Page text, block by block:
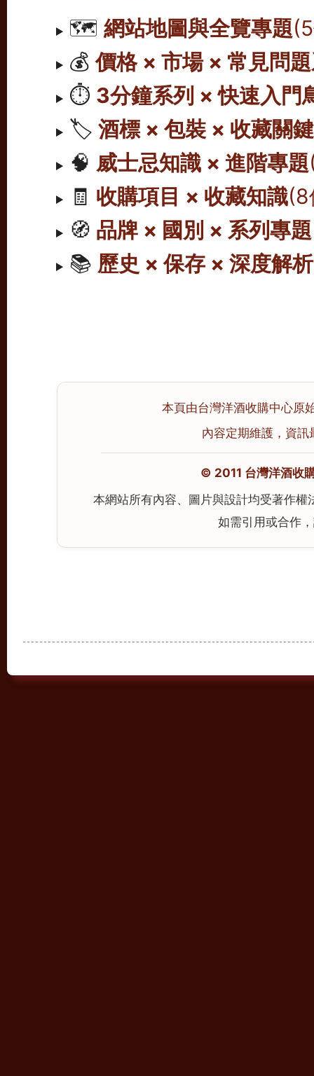
🗺️網站地圖與全覽專題
💰價格 × 市場 × 常見問
⏱️ 3分鐘系列 × 快速入門
🏷️酒標 × 包裝 × 收藏關鍵
🧠 威士忌知識 × 進階專題
🧾 收購項目 × 收藏知識(8
🧭 品牌 × 國別 × 系列專題
📚 歷史 × 保存 × 深度解析
本頁由台灣洋酒收購中心原
內容定期維護，資
© 2011 台灣洋酒收
本網站所有內容、圖片與設計均受著作
如需引用或合作